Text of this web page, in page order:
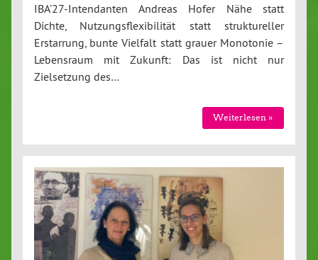
IBA’27-Intendanten Andreas Hofer Nähe statt
Dichte, Nutzungsflexibilität statt struktureller
Erstarrung, bunte Vielfalt statt grauer Monotonie –
Lebensraum mit Zukunft: Das ist nicht nur
Zielsetzung des…
Weiterlesen »